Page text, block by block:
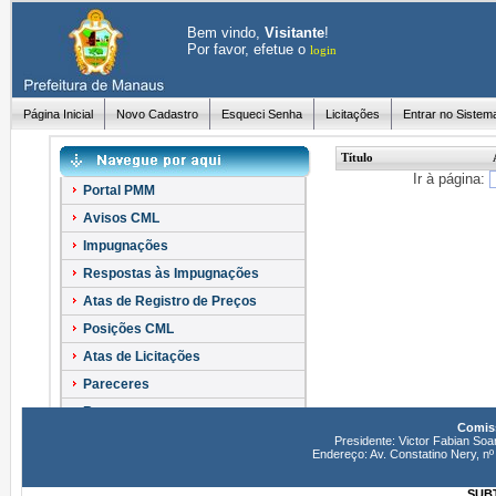
Bem vindo, Visitante!
Por favor, efetue o login
Página Inicial Novo Cadastro Esqueci Senha Licitações Entrar no
Portal PMM
Avisos CML
Impugnações
Respostas às Impugnações
Atas de Registro de Preços
Posições CML
Atas de Licitações
Pareceres
Recursos
Título
Ir à página:
Presidente: Victor Fabian
Endereço: Av. Constatino Nery,